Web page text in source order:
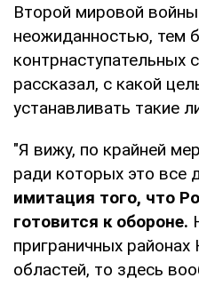
Второй мировой
неожиданностью, тем
контрнаступательных
рассказал, с какой
устанавливать такие
"Я вижу, по крайней
ради которых это все
имитация того, что
готовится к обороне.
приграничных
областей, то здесь